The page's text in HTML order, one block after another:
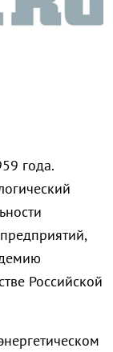
года.
Российской